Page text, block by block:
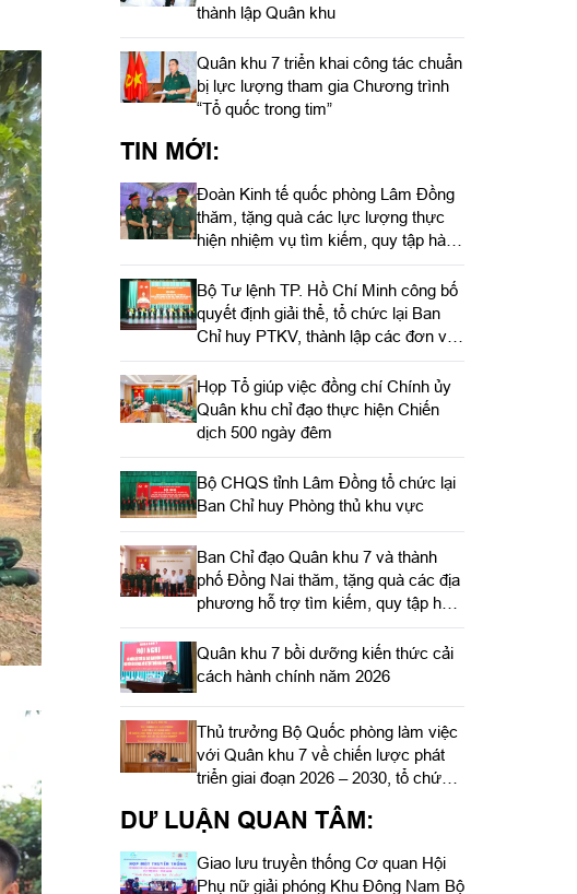
thành lập Quân khu
Quân khu 7 triển khai công tác chuẩn
bị lực lượng tham gia Chương trình
“Tổ quốc trong tim”
TIN MỚI:
Đoàn Kinh tế quốc phòng Lâm Đồng
thăm, tặng quà các lực lượng thực
hiện nhiệm vụ tìm kiếm, quy tập hài
cốt liệt sĩ
Bộ Tư lệnh TP. Hồ Chí Minh công bố
quyết định giải thể, tổ chức lại Ban
Chỉ huy PTKV, thành lập các đơn vị
trực thuộc
Họp Tổ giúp việc đồng chí Chính ủy
Quân khu chỉ đạo thực hiện Chiến
dịch 500 ngày đêm
Bộ CHQS tỉnh Lâm Đồng tổ chức lại
Ban Chỉ huy Phòng thủ khu vực
Ban Chỉ đạo Quân khu 7 và thành
phố Đồng Nai thăm, tặng quà các địa
phương hỗ trợ tìm kiếm, quy tập hài
cốt liệt sĩ
Quân khu 7 bồi dưỡng kiến thức cải
cách hành chính năm 2026
Thủ trưởng Bộ Quốc phòng làm việc
với Quân khu 7 về chiến lược phát
triển giai đoạn 2026 – 2030, tổ chức,
DƯ LUẬN QUAN TÂM:
Giao lưu truyền thống Cơ quan Hội
Phụ nữ giải phóng Khu Đông Nam Bộ